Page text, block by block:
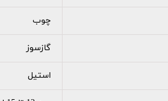
چوب
گازسوز
استیل